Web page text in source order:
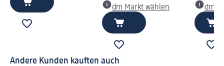
dm Markt wählen
dm
Andere Kunden kauften auch